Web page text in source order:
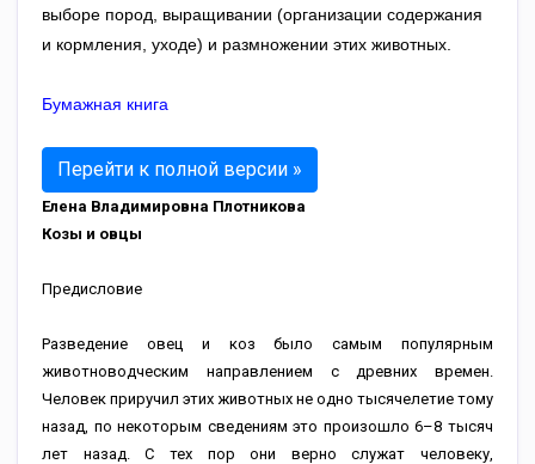
выборе пород, выращивании (организации содержания
и кормления, уходе) и размножении этих животных.
Бумажная книга
Перейти к полной версии »
Елена Владимировна Плотникова
Козы и овцы
Предисловие
Разведение овец и коз было самым популярным
животноводческим направлением с древних времен.
Человек приручил этих животных не одно тысячелетие тому
назад, по некоторым сведениям это произошло 6–8 тысяч
лет назад. С тех пор они верно служат человеку,